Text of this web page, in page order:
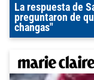
La respuesta de
preguntaron de
changas"